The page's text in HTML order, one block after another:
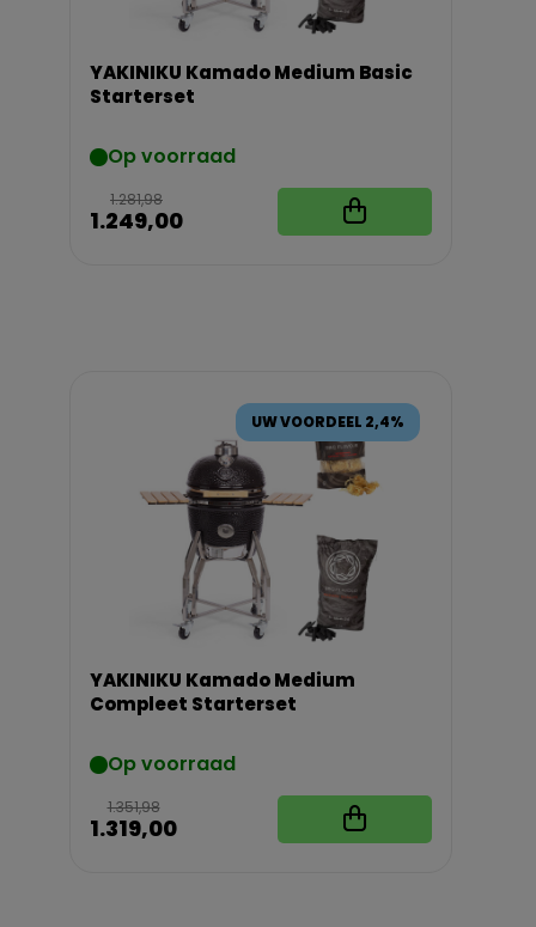
YAKINIKU Kamado Medium Basic
Starterset
Op voorraad
1.281,98
1.249,00
UW VOORDEEL 2,4%
YAKINIKU Kamado Medium
Compleet Starterset
Op voorraad
1.351,98
1.319,00